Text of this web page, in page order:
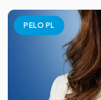
PELO PL